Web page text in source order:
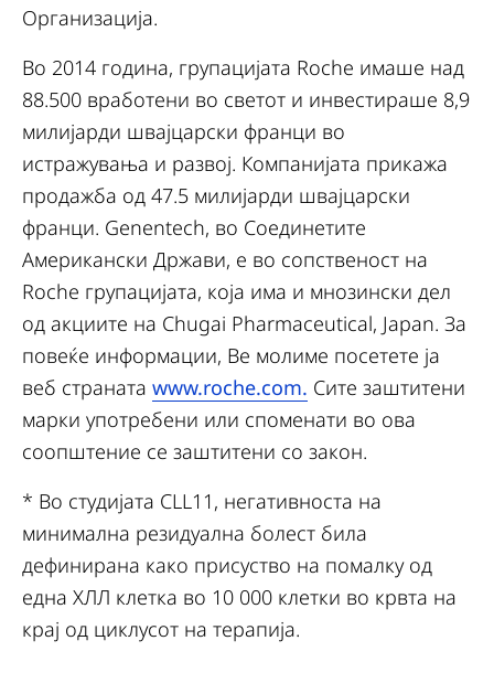
Организација.
Во 2014 година, групацијата Roche имаше над
88.500 вработени во светот и инвестираше 8,9
милијарди швајцарски франци во
истражувања и развој. Компанијата прикажа
продажба од 47.5 милијарди швајцарски
франци. Genentech, во Соединетите
Американски Држави, е во сопственост на
Roche групацијата, која има и мнозински дел
од акциите на Chugai Pharmaceutical, Japan. За
повеќе информации, Ве молиме посетете ја
веб страната www.roche.com. Сите заштитени
марки употребени или споменати во ова
соопштение се заштитени со закон.
* Во студијата CLL11, негативноста на
минимална резидуална болест била
дефинирана како присуство на помалку од
една ХЛЛ клетка во 10 000 клетки во крвта на
крај од циклусот на терапија.